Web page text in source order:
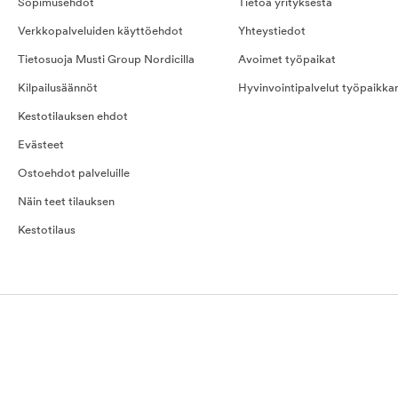
Sopimusehdot
Verkkopalveluiden käyttöehdot
Tietosuoja Musti Group Nordicilla
Kilpailusäännöt
Kestotilauksen ehdot
Evästeet
Ostoehdot palveluille
Näin teet tilauksen
Kestotilaus
Tietoa yrityksestä
Yhteystiedot
Avoimet työpaikat
Hyvinvointipalvelut